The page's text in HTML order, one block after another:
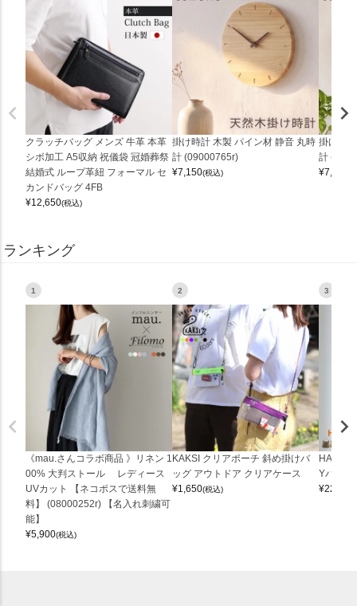
クラッチバッグ メンズ 牛革 本革
シボ加工 A5収納 祝儀袋 冠婚葬祭
結婚式 ループ革紐 フォーマル セ
カンドバッグ 4FB
¥12,650(税込)
掛け時計 木製 パイン材 静音 丸時
計 (09000765r)
¥7,150(税込)
掛け時
計
¥7,150
ランキング
1
《mau.さんコラボ商品 》リネン 1
00% 大判ストール レディース
UVカット 【ネコポスで送料無
料】 (08000252r) 【名入れ刺繍可
能】
¥5,900(税込)
2
KAKSI クリアポーチ 斜め掛けバ
ッグ アウトドア クリアケース
¥1,650(税込)
3
Yバッグ
¥22,000